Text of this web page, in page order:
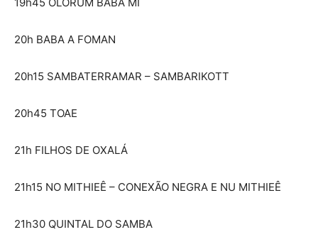
20h BABA A FOMAN
20h15 SAMBATERRAMAR – SAMBARIKOTT
20h45 TOAE
21h FILHOS DE OXALÁ
21h15 NO MITHIEÊ – CONEXÃO NEGRA E NU MITHIEÊ
21h30 QUINTAL DO SAMBA